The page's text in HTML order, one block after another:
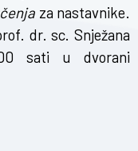
za nastavnike.
dr. sc. Snježana
sati u dvorani